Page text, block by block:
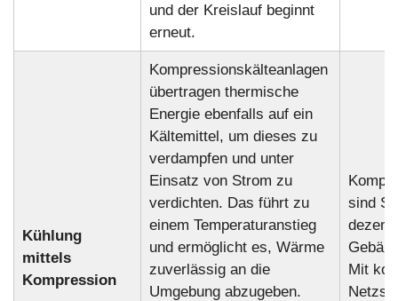
und der Kreislauf beginnt
erneut.
Kühlung
mittels
Kompression
Kompressionskälteanlagen
übertragen thermische
Energie ebenfalls auf ein
Kältemittel, um dieses zu
verdampfen und unter
Einsatz von Strom zu
verdichten. Das führt zu
einem Temperaturanstieg
und ermöglicht es, Wärme
zuverlässig an die
Umgebung abzugeben.
sind
Mit